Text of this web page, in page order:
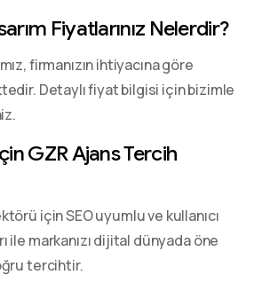
Fiyatlarınız Nelerdir?
firmanızın ihtiyacına göre
Detaylı fiyat bilgisi için bizimle
GZR Ajans Tercih
için SEO uyumlu ve kullanıcı
ile markanızı dijital dünyada öne
tercihtir.